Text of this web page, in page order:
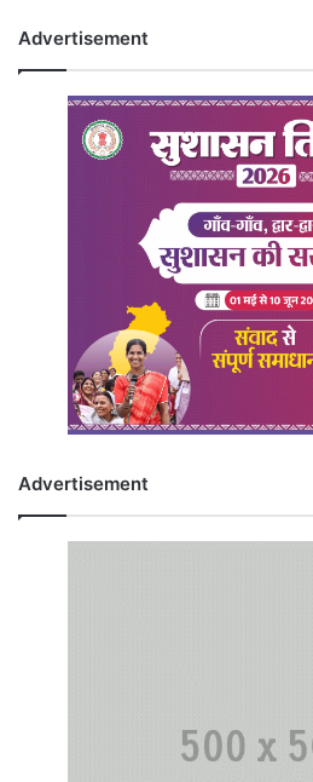
Advertisement
Advertisement